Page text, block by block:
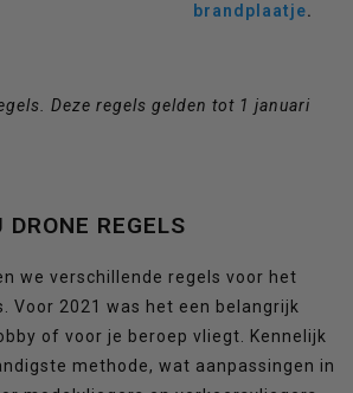
brandplaatje.
Deze regels gelden tot 1 januari
DRONE REGELS
we verschillende regels voor het
Voor 2021 was het een belangrijk
of voor je beroep vliegt. Kennelijk
methode, wat aanpassingen in